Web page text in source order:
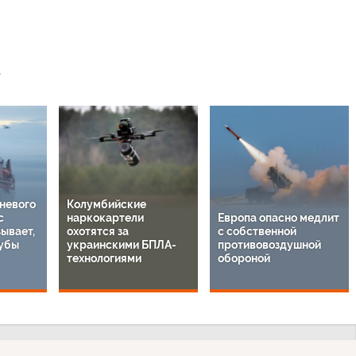
Колумбийские
наркокартели
охотятся за
украинскими БПЛА-
технологиями
Европа опасно медлит
с собственной
противовоздушной
обороной